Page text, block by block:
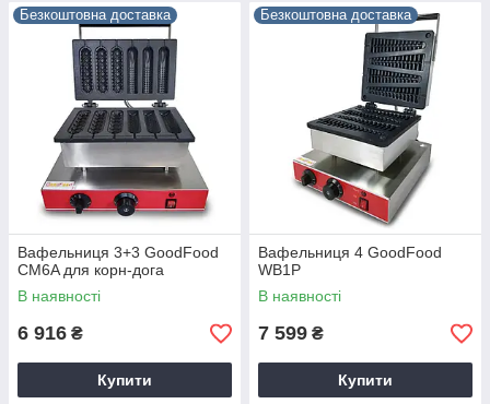
Безкоштовна доставка
Вафельниця 3+3 GoodFood
CM6A для корн-дога
В наявності
6 916 ₴
Купити
Безкоштовна доставка
Вафельниця 4 GoodFood
WB1P
В наявності
7 599 ₴
Купити